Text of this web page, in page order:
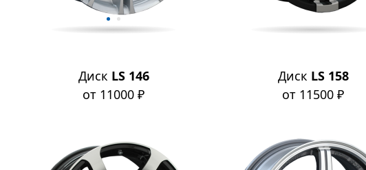
Диск LS 146
от 11000 ₽
Диск LS 158
от 11500 ₽